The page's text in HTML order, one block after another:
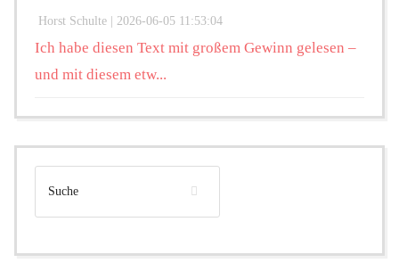
Horst Schulte | 2026-06-05 11:53:04
Ich habe diesen Text mit großem Gewinn gelesen –
und mit diesem etw...